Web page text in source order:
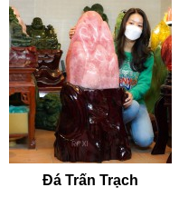
30 phút. Sau đó, dùng
nguyên bản, sẵn sàng hấp
Bước 2 — Kích hoạt: Nạp
thêm năng lượng dương
Bước 3 — Duy trì: Giữ
tháng một lần. Việc thanh
lượng tích cực cho không
Bảo quản và gìn giữ
Đá Trấn Trạch